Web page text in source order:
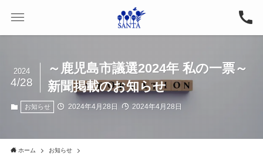
～鹿児島市議選2024年 私の一票～
新聞掲載のお知らせ
2024
4/28
お知らせ 2024年4月28日 2024年4月28日
ホーム お知らせ